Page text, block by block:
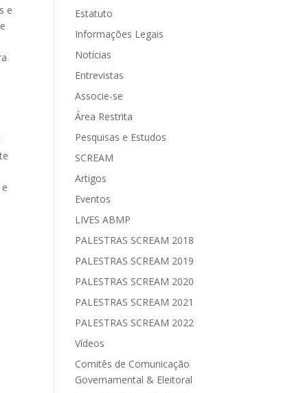
e
Estatuto
Informações Legais
Notícias
Entrevistas
Associe-se
Área Restrita
Pesquisas e Estudos
SCREAM
Artigos
Eventos
LIVES ABMP
PALESTRAS SCREAM 2018
PALESTRAS SCREAM 2019
PALESTRAS SCREAM 2020
PALESTRAS SCREAM 2021
PALESTRAS SCREAM 2022
Vídeos
Comitês de Comunicação
Governamental & Eleitoral